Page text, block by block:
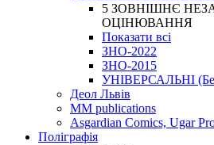
5 ЗОВНІШНЄ
ОЦІНЮВАННЯ
Показати всі
ЗНО-2022
ЗНО-2015
УНІВЕРСАЛЬНІ
Деол Львів
MM publications
Asgardian Comics, Ugar
Поліграфія